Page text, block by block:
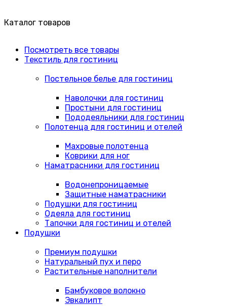
Каталог товаров
Посмотреть все товары
Текстиль для гостиниц
Постельное белье для гостиниц
Наволочки для гостиниц
Простыни для гостиниц
Пододеяльники для гостиниц
Полотенца для гостиниц и отелей
Махровые полотенца
Коврики для ног
Наматрасники для гостиниц
Водонепроницаемые
Защитные наматрасники
Подушки для гостиниц
Одеяла для гостиниц
Тапочки для гостиниц и отелей
Подушки
Премиум подушки
Натуральный пух и перо
Растительные наполнители
Бамбуковое волокно
Эвкалипт